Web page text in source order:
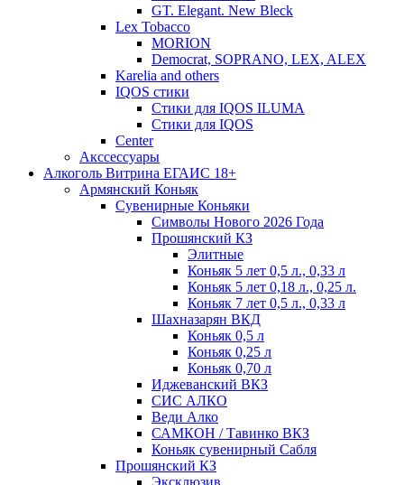
GT. Elegant. New Bleck
Lex Tobacco
MORION
Democrat, SOPRANO, LEX, ALEX
Karelia and others
IQOS стики
Стики для IQOS ILUMA
Стики для IQOS
Сenter
Акссессуары
Алкоголь Витрина ЕГАИС 18+
Армянский Коньяк
Сувенирные Коньяки
Символы Нового 2026 Года
Прошянский КЗ
Элитные
Коньяк 5 лет 0,5 л., 0,33 л
Коньяк 5 лет 0,18 л., 0,25 л.
Коньяк 7 лет 0,5 л., 0,33 л
Шахназарян ВКД
Коньяк 0,5 л
Коньяк 0,25 л
Коньяк 0,70 л
Иджеванский ВКЗ
СИС АЛКО
Веди Алко
САМКОН / Тавинко ВКЗ
Коньяк сувенирный Сабля
Прошянский КЗ
Эксклюзив